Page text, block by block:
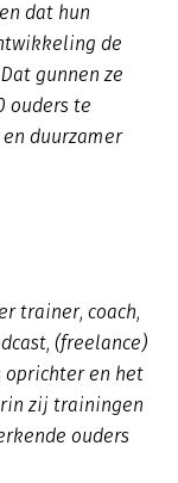
dat hun
de
gunnen ze
ouders te
duurzamer
trainer, coach,
(freelance)
oprichter en het
zij trainingen
ouders